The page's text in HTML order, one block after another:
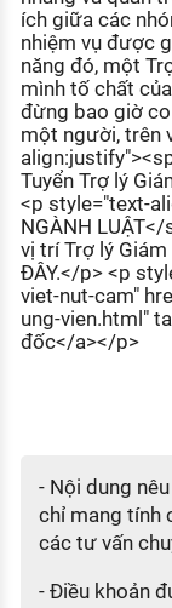
ích giữa các
nhiệm vụ được
năng đó, một
mình tố chất
đừng bao giờ
một người, trên
Tuyển Trợ lý
<p style="text-
NGÀNH
vị trí Trợ lý
ĐÂY.</p> <p
viet-nut-cam"
ung-vien.html"
đốc</a></p>
- Nội dung
chỉ mang tính
các tư vấn
- Điều khoản